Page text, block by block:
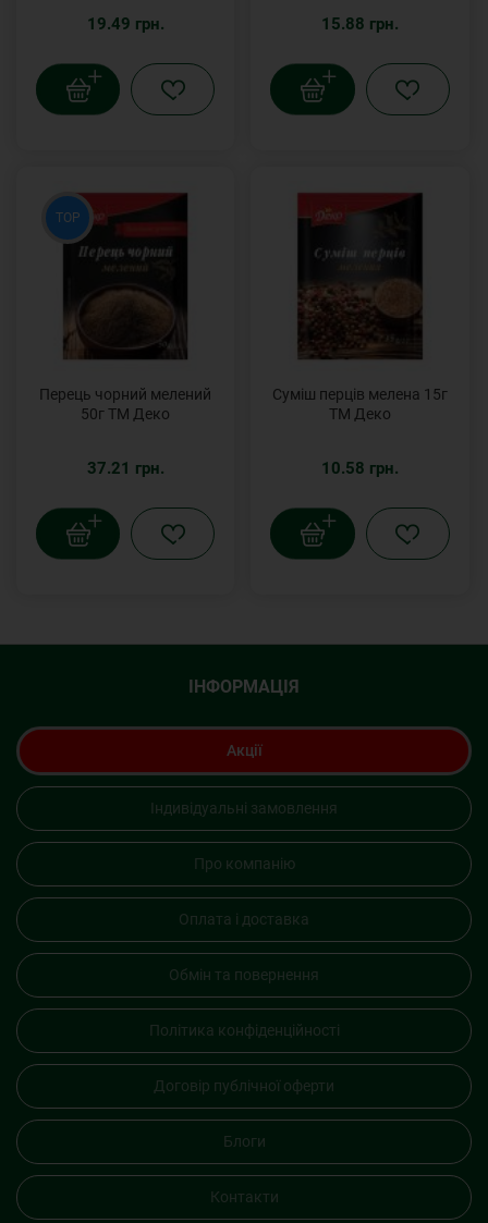
19.49 грн. 15.88 грн.
TOP
Перець чорний мелений
50г ТМ Деко
37.21 грн.
Суміш перців мелена 15г
ТМ Деко
10.58 грн.
ІНФОРМАЦІЯ
Акції
Індивідуальні замовлення
Про компанію
Оплата і доставка
Обмін та повернення
Політика конфіденційності
Договір публічної оферти
Блоги
Контакти